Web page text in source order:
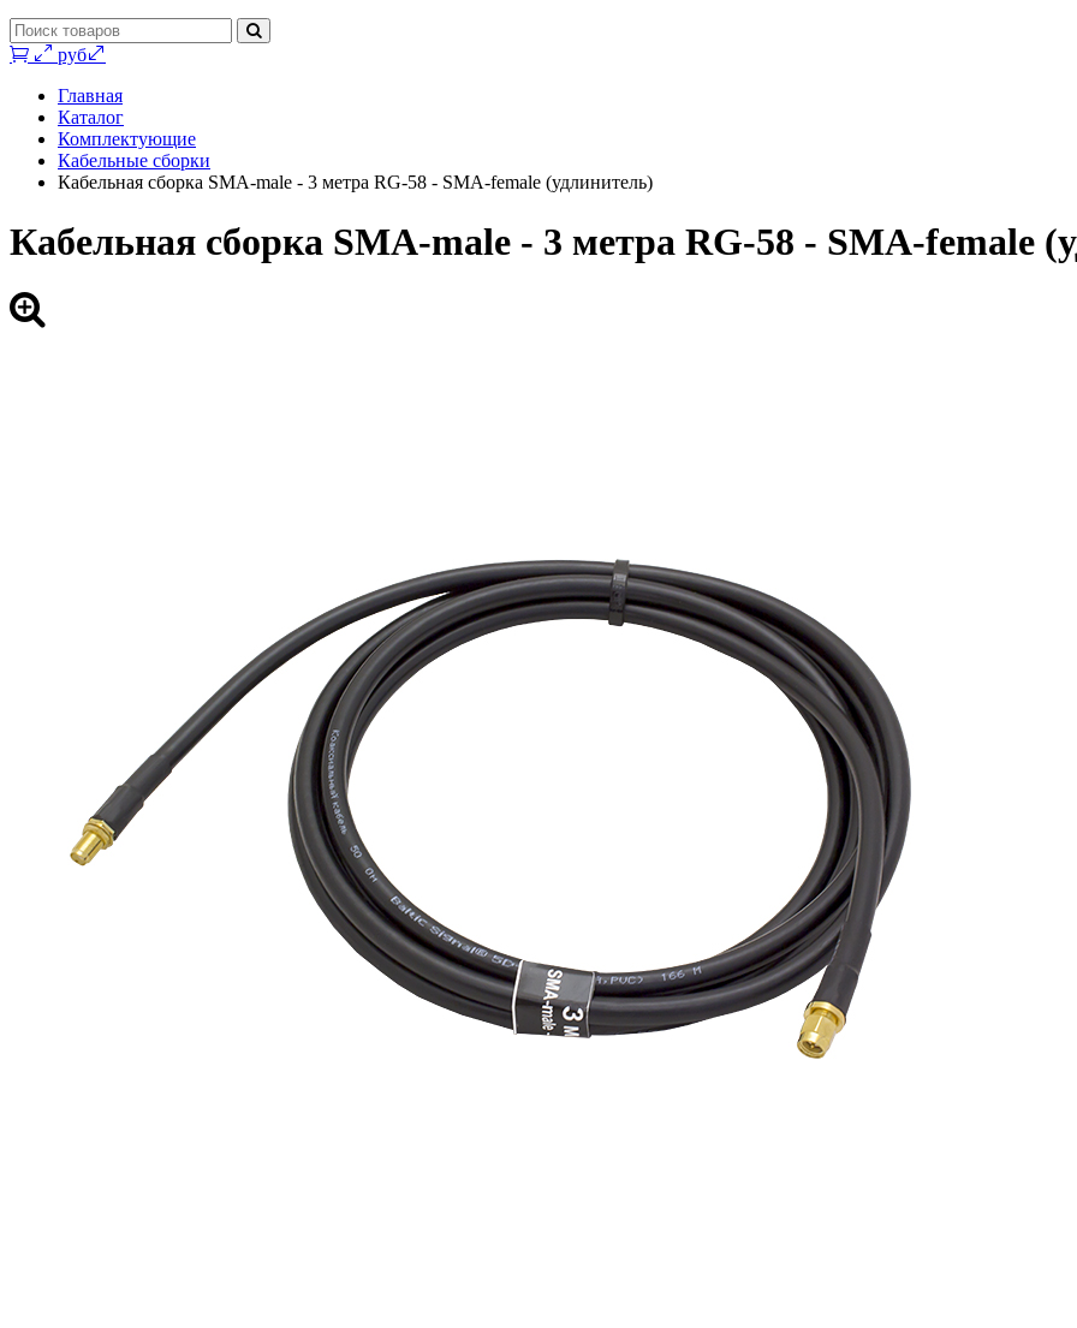
0 руб.
Главная
Каталог
Комплектующие
Кабельные сборки
Кабельная сборка SMA-male - 3 метра RG-58 - SMA-female (удлинитель)
Кабельная сборка SMA-male - 3 метра RG-58 - SMA-female